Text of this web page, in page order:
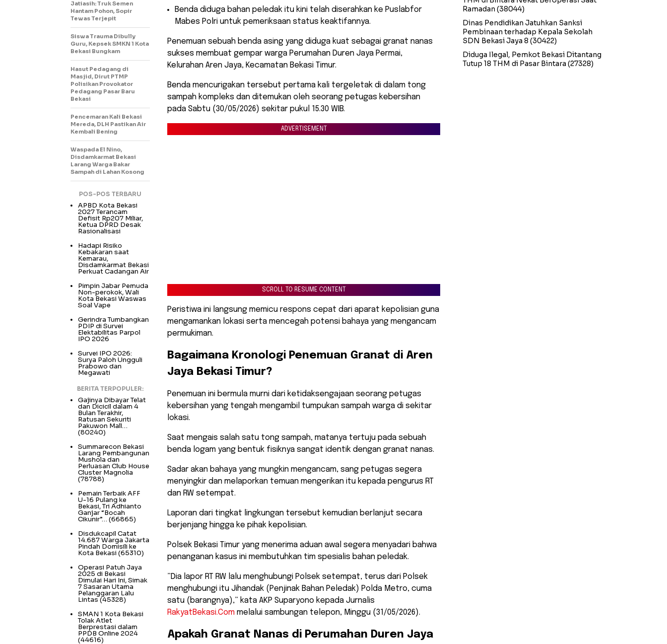
​Benda diduga bahan peledak itu kini telah diserahkan ke Puslabfor
Mabes Polri untuk pemeriksaan status keaktifannya.
​Penemuan sebuah benda asing yang diduga kuat sebagai granat nanas
sukses membuat gempar warga Perumahan Duren Jaya Permai,
Kelurahan Aren Jaya, Kecamatan Bekasi Timur.
Benda mencurigakan tersebut pertama kali tergeletak di dalam tong
sampah kompleks dan ditemukan oleh seorang petugas kebersihan
pada Sabtu (30/05/2026) sekitar pukul 15.30 WIB.
ADVERTISEMENT
SCROLL TO RESUME CONTENT
Peristiwa ini langsung memicu respons cepat dari aparat kepolisian guna
mengamankan lokasi serta mencegah potensi bahaya yang mengancam
permukiman.
​Bagaimana Kronologi Penemuan Granat di Aren
Jaya Bekasi Timur?
​Penemuan ini bermula murni dari ketidaksengajaan seorang petugas
kebersihan yang tengah mengambil tumpukan sampah warga di sekitar
lokasi.
Saat mengais salah satu tong sampah, matanya tertuju pada sebuah
benda logam yang bentuk fisiknya sangat identik dengan granat nanas.
Sadar akan bahaya yang mungkin mengancam, sang petugas segera
menyingkir dan melaporkan temuan mengerikan itu kepada pengurus RT
dan RW setempat.
​Laporan dari tingkat lingkungan tersebut kemudian berlanjut secara
berjenjang hingga ke pihak kepolisian.
Polsek Bekasi Timur yang menerima aduan awal segera menyadari bahwa
penanganan kasus ini membutuhkan tim spesialis bahan peledak.
​”Dia lapor RT RW lalu menghubungi Polsek setempat, terus dari Polsek
menghubungi itu Jihandak (Penjinak Bahan Peledak) Polda Metro, cuma
satu (barangnya),” kata AKP Suparyono kepada Jurnalis
RakyatBekasi.Com melalui sambungan telepon, Minggu (31/05/2026).
​Apakah Granat Nanas di Perumahan Duren Jaya
Jatiasih: Truk Semen
Hantam Pohon, Sopir
Tewas Terjepit
Siswa Trauma Dibully
Guru, Kepsek SMKN 1 Kota
Bekasi Bungkam
Hasut Pedagang di
Masjid, Dirut PTMP
Polisikan Provokator
Pedagang Pasar Baru
Bekasi
Pencemaran Kali Bekasi
Mereda, DLH Pastikan Air
Kembali Bening
Waspada El Nino,
Disdamkarmat Bekasi
Larang Warga Bakar
Sampah di Lahan Kosong
POS-POS TERBARU
APBD Kota Bekasi
2027 Terancam
Defisit Rp207 Miliar,
Ketua DPRD Desak
Rasionalisasi
Hadapi Risiko
Kebakaran saat
Kemarau,
Disdamkarmat Bekasi
Perkuat Cadangan Air
Pimpin Jabar Pemuda
Non-perokok, Wali
Kota Bekasi Waswas
Soal Vape
Gerindra Tumbangkan
PDIP di Survei
Elektabilitas Parpol
IPO 2026
Survei IPO 2026:
Surya Paloh Ungguli
Prabowo dan
Megawati
BERITA TERPOPULER:
Gajinya Dibayar Telat
dan Dicicil dalam 4
Bulan Terakhir,
Ratusan Sekuriti
Pakuwon Mall…
(80240)
Summarecon Bekasi
Larang Pembangunan
Mushola dan
Perluasan Club House
Cluster Magnolia
(78788)
Pemain Terbaik AFF
U-16 Pulang ke
Bekasi, Tri Adhianto
Ganjar “Bocah
Cikunir”… (66865)
Disdukcapil Catat
14.687 Warga Jakarta
Pindah Domisili ke
Kota Bekasi (65310)
Operasi Patuh Jaya
2025 di Bekasi
Dimulai Hari Ini, Simak
7 Sasaran Utama
Pelanggaran Lalu
Lintas(45328)
SMAN 1 Kota Bekasi
Tolak Atlet
Berprestasi dalam
PPDB Online 2024
(44616)
Ramadan (38044)
Dinas Pendidikan Jatuhkan Sanksi
Pembinaan terhadap Kepala Sekolah
SDN Bekasi Jaya 8 (30422)
Diduga Ilegal, Pemkot Bekasi Ditantang
Tutup 18 THM di Pasar Bintara (27328)